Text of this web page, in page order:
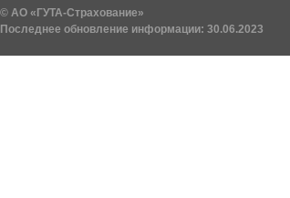
© АО «ГУТА-Страхование»
Последнее обновление информации: 30.06.2023